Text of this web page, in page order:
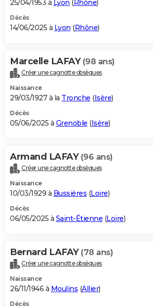
25/04/1953 à Lyon ( Rhône)
Décès
14/06/2025 à Lyon (Rhône)
Marcelle LAFAY (98 ans)
Créer une cagnotte obsèques
Naissance
29/03/1927 à la Tronche (Isère)
Décès
05/06/2025 à Grenoble (Isère)
Armand LAFAY (96 ans)
Créer une cagnotte obsèques
Naissance
10/03/1929 à Bussières (Loire)
Décès
06/05/2025 à Saint-Étienne (Loire)
Bernard LAFAY (78 ans)
Créer une cagnotte obsèques
Naissance
26/11/1946 à Moulins (Allier)
Décès